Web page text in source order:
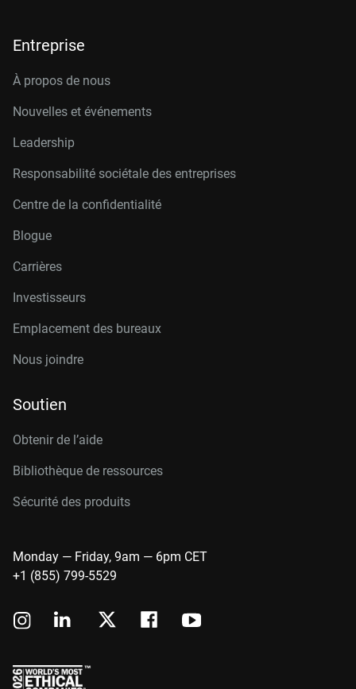
Entreprise
À propos de nous
Nouvelles et événements
Leadership
Responsabilité sociétale des entreprises
Centre de la confidentialité
Blogue
Carrières
Investisseurs
Emplacement des bureaux
Nous joindre
Soutien
Obtenir de l’aide
Bibliothèque de ressources
Sécurité des produits
Monday — Friday, 9am — 6pm CET
+1 (855) 799-5529